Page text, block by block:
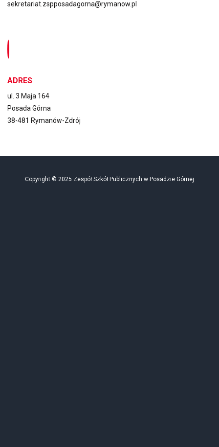
sekretariat.zspposadagorna@rymanow.pl
ADRES
ul. 3 Maja 164
Posada Górna
38-481 Rymanów-Zdrój
Copyright © 2025 Zespół Szkół Publicznych w Posadzie Górnej